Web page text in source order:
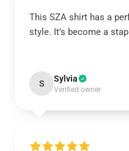
This SZA shirt has a
style. It’s become a
S Sylvia
Verified owner